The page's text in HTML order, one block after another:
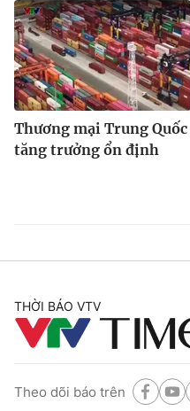
Thương mại Trung Quốc
tăng trưởng ổn định
THỜI BÁO VTV
Theo dõi báo trên